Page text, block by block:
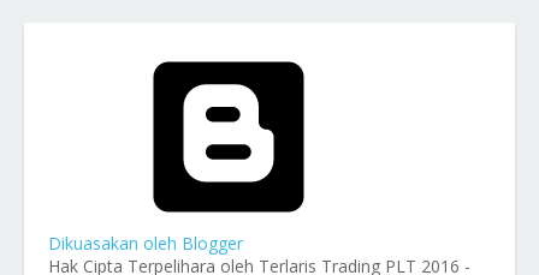
Dikuasakan oleh Blogger
Hak Cipta Terpelihara oleh Terlaris Trading PLT 2016 -